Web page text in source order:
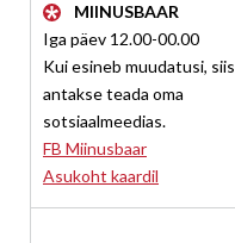
MIINUSBAAR
Iga päev 12.00-00.00
Kui esineb muudatusi, siis
antakse teada oma
sotsiaalmeedias.
FB Miinusbaar
Asukoht kaardil